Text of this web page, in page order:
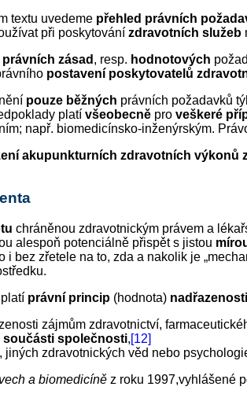
textu uvedeme přehled právních
při poskytování zdravotních služeb
právních zásad , resp. hodnotových
postavení poskytovatelů
pouze běžných právních požadavků
platí všeobecně pro veškeré
např. biomedicínsko-inženýrským.
akupunkturních zdravotních výkonů
chráněnou zdravotnickým právem a
alespoň potenciálně přispět s jistou
bez zřetele na to, zda a nakolik je
právní princip (hodnota)
zájmům zdravotnictví,
součásti společnosti,[12]
jiných zdravotnických věd nebo
a biomedicíně z roku 1997,vyhlášené